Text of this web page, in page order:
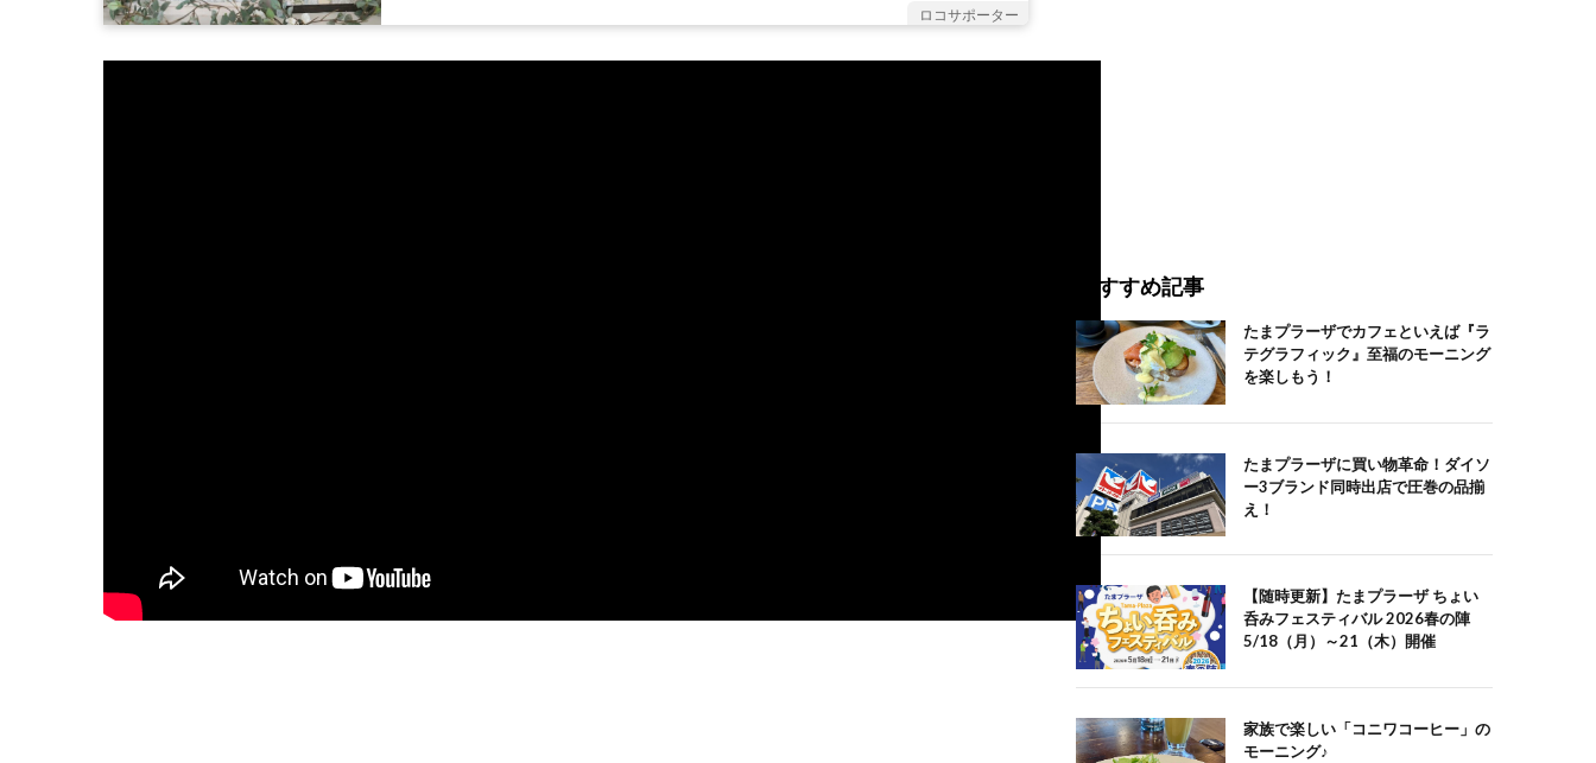
ロコサポーター
おすすめ記事
たまプラーザでカフェといえば『ラ
テグラフィック』至福のモーニング
を楽しもう！
たまプラーザに買い物革命！ダイソ
ー3ブランド同時出店で圧巻の品揃
え！
【随時更新】たまプラーザ ちょい
呑みフェスティバル 2026春の陣
5/18（月）～21（木）開催
家族で楽しい「コニワコーヒー」の
モーニング♪